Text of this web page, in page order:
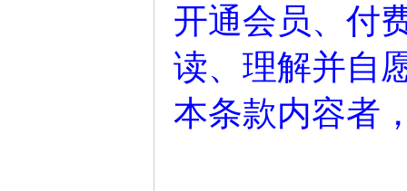
开通会员、付
读、理解并自
本条款内容者